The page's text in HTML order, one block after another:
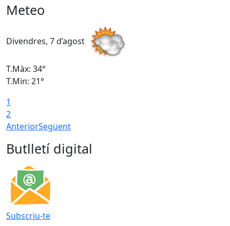
Meteo
Divendres, 7 d’agost
T.Màx: 34°
T.Min: 21°
1
2
AnteriorSegüent
Butlletí digital
Subscriu-te